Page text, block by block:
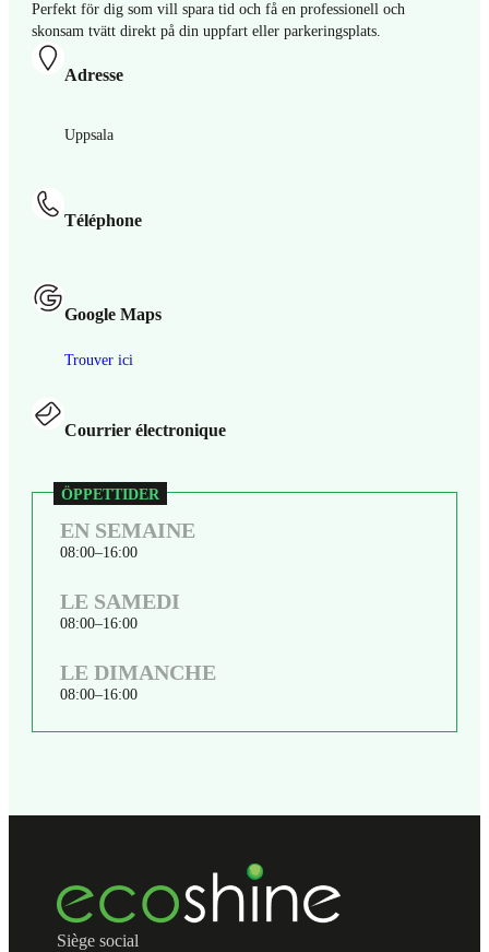
Perfekt för dig som vill spara tid och få en professionell och
skonsam tvätt direkt på din uppfart eller parkeringsplats.
Adresse
Uppsala
Téléphone
Google Maps
Trouver ici
Courrier électronique
EN SEMAINE
08:00 16:00
LE SAMEDI
08:00 16:00
LE DIMANCHE
08:00 16:00
Siège social